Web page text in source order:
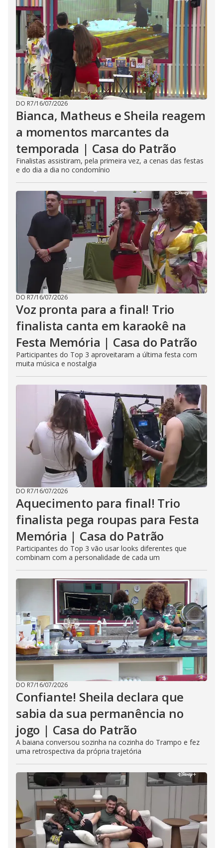
DO R7/16/07/2026
Bianca, Matheus e Sheila reagem
a momentos marcantes da
temporada | Casa do Patrão
Finalistas assistiram, pela primeira vez, a cenas das festas
e do dia a dia no condomínio
DO R7/16/07/2026
Voz pronta para a final! Trio
finalista canta em karaokê na
Festa Memória | Casa do Patrão
Participantes do Top 3 aproveitaram a última festa com
muita música e nostalgia
DO R7/16/07/2026
Aquecimento para final! Trio
finalista pega roupas para Festa
Memória | Casa do Patrão
Participantes do Top 3 vão usar looks diferentes que
combinam com a personalidade de cada um
DO R7/16/07/2026
Confiante! Sheila declara que
sabia da sua permanência no
jogo | Casa do Patrão
A baiana conversou sozinha na cozinha do Trampo e fez
uma retrospectiva da própria trajetória